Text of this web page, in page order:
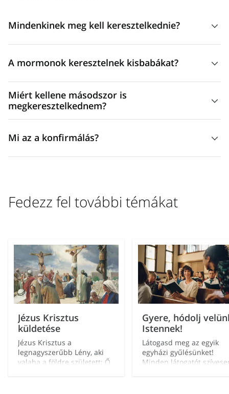
Mindenkinek meg kell keresztelkednie?
lélektől kell születnünk ahhoz, hogy belépjünk a menny
A mormonok keresztelnek kisbabákat?
képesnek kell lenniük arra, hogy különbséget tegyenek a
helyes és a helytelen között, amikor megkeresztelkednek.
hanem a gyermekek 8 éves koruk után keresztelkedhetnek
Miért kellene másodszor is
megkeresztelkednem?
végeztek, vagy a módja nem egyezett azzal, ahogy a
Mi az a konfirmálás?
Szentlélek ajándékát adományozzák neki.
Fedezz fel további témákat
Jézus Krisztus
küldetése
Jézus Krisztus a
legnagyszerűbb Lény, aki
valaha a földre született: Ő
Gyere, hódolj
Istennek!
Látogasd meg az egyik
egyházi gyűlésünket!
Minden látogatót